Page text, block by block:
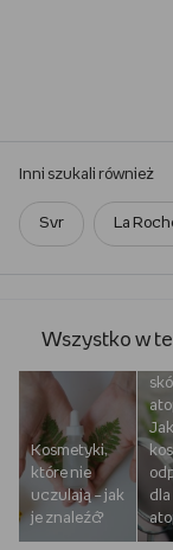
Inni szukali również
Svr La
Wszystko w
Kosmetyki,
które nie
uczulają – jak
je znaleźć?